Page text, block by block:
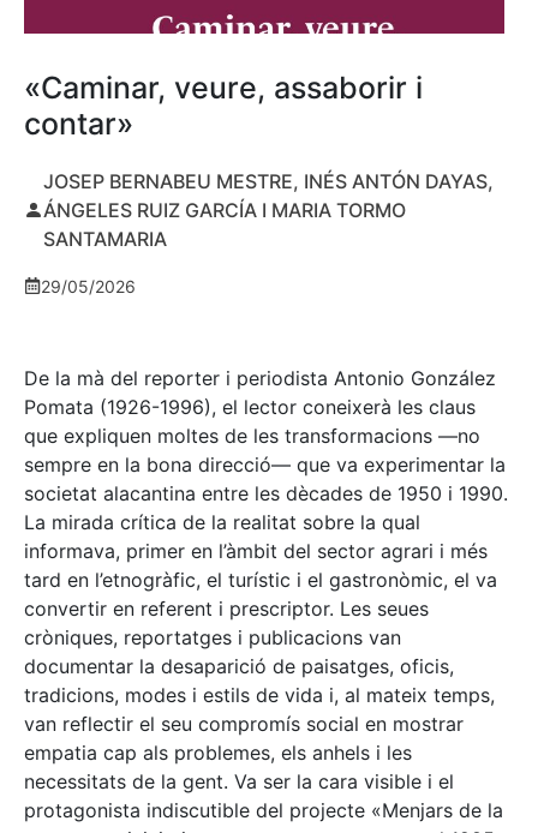
«Caminar, veure, assaborir i
contar»
JOSEP BERNABEU MESTRE, INÉS ANTÓN DAYAS,
ÁNGELES RUIZ GARCÍA I MARIA TORMO
SANTAMARIA
29/05/2026
De la mà del reporter i periodista Antonio González
Pomata (1926-1996), el lector coneixerà les claus
que expliquen moltes de les transformacions —no
sempre en la bona direcció— que va experimentar la
societat alacantina entre les dècades de 1950 i 1990.
La mirada crítica de la realitat sobre la qual
informava, primer en l’àmbit del sector agrari i més
tard en l’etnogràfic, el turístic i el gastronòmic, el va
convertir en referent i prescriptor. Les seues
cròniques, reportatges i publicacions van
documentar la desaparició de paisatges, oficis,
tradicions, modes i estils de vida i, al mateix temps,
van reflectir el seu compromís social en mostrar
empatia cap als problemes, els anhels i les
necessitats de la gent. Va ser la cara visible i el
protagonista indiscutible del projecte «Menjars de la